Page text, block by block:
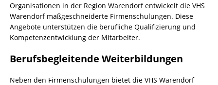
Organisationen in der Region Warendorf entwickelt die VHS
Warendorf maßgeschneiderte Firmenschulungen. Diese
Angebote unterstützen die berufliche Qualifizierung und
Kompetenzentwicklung der Mitarbeiter.
Berufsbegleitende Weiterbildungen
Neben den Firmenschulungen bietet die VHS Warendorf